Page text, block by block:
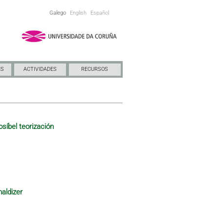
Galego English Español
ACTIVIDADES RECURSOS
teorización